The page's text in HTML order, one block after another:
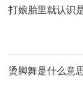
打娘胎里就认识
烫脚舞是什么意